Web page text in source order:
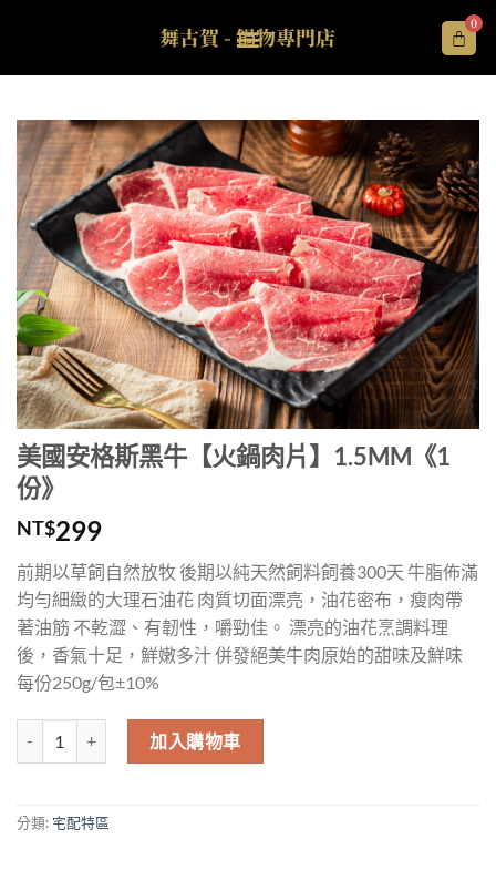
舞古賀 - 鍋物專門店 0
美國安格斯黑牛【火鍋肉片】1.5MM《1
份》
NT$299
前期以草飼自然放牧 後期以純天然飼料飼養300天 牛脂佈滿
均勻細緻的大理石油花 肉質切面漂亮，油花密布，瘦肉帶
著油筋 不乾澀、有韌性，嚼勁佳。 漂亮的油花烹調料理
後，香氣十足，鮮嫩多汁 併發絕美牛肉原始的甜味及鮮味
每份250g/包±10%
加入購物車
分類: 宅配特區